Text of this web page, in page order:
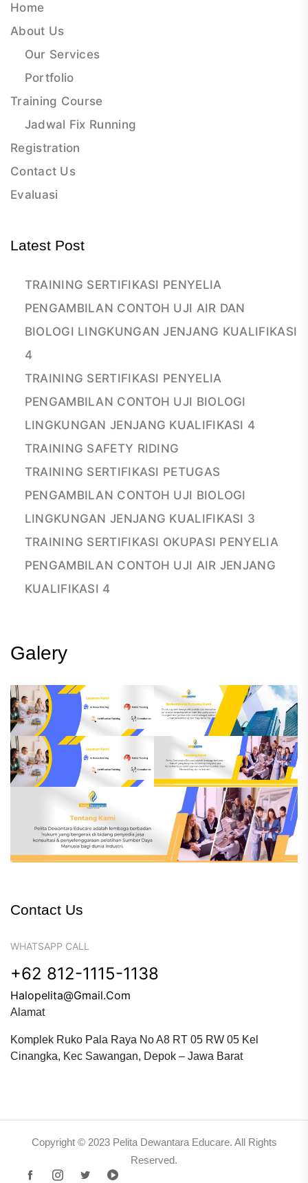
Home
About Us
Our Services
Portfolio
Training Course
Jadwal Fix Running
Registration
Contact Us
Evaluasi
Latest Post
TRAINING SERTIFIKASI PENYELIA
PENGAMBILAN CONTOH UJI AIR DAN
BIOLOGI LINGKUNGAN JENJANG KUALIFIKASI
4
TRAINING SERTIFIKASI PENYELIA
PENGAMBILAN CONTOH UJI BIOLOGI
LINGKUNGAN JENJANG KUALIFIKASI 4
TRAINING SAFETY RIDING
TRAINING SERTIFIKASI PETUGAS
PENGAMBILAN CONTOH UJI BIOLOGI
LINGKUNGAN JENJANG KUALIFIKASI 3
TRAINING SERTIFIKASI OKUPASI PENYELIA
PENGAMBILAN CONTOH UJI AIR JENJANG
KUALIFIKASI 4
Galery
Contact Us
WHATSAPP CALL
+62 812-1115-1138
Halopelita@gmail.com
Alamat
Komplek Ruko Pala Raya No A8 RT 05 RW 05 Kel
Cinangka, Kec Sawangan, Depok – Jawa Barat
Copyright © 2023 Pelita Dewantara Educare. All Rights
Reserved.